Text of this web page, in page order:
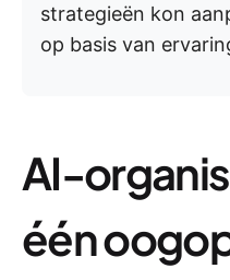
strategieën kon
op basis van
AI-
één